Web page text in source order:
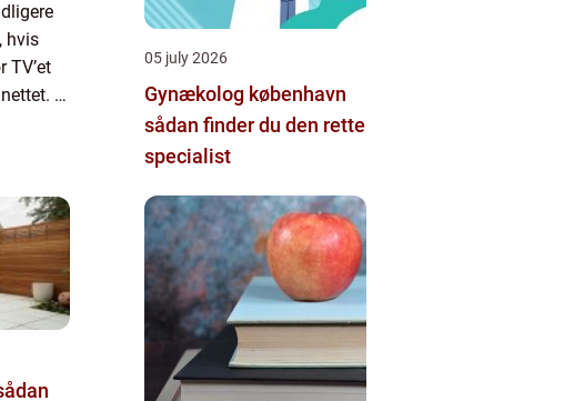
hvis
TV’et
På
05 july 2026
Gynækolog københavn
sådan finder du den rette
specialist